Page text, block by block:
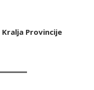
Provincije